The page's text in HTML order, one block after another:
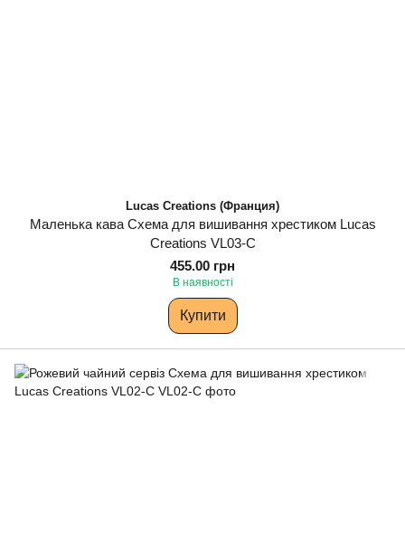
Lucas Creations (Франция)
Маленька кава Схема для вишивання хрестиком Lucas
Creations VL03-C
455.00 грн
В наявності
Купити